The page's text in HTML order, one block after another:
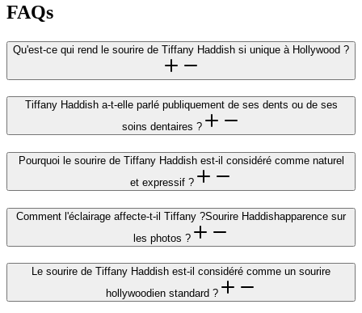
FAQs
Qu'est-ce qui rend le sourire de Tiffany Haddish si unique à Hollywood ?
Tiffany Haddish a-t-elle parlé publiquement de ses dents ou de ses
soins dentaires ?
Pourquoi le sourire de Tiffany Haddish est-il considéré comme naturel
et expressif ?
Comment l'éclairage affecte-t-il Tiffany ?Sourire Haddishapparence sur
les photos ?
Le sourire de Tiffany Haddish est-il considéré comme un sourire
hollywoodien standard ?